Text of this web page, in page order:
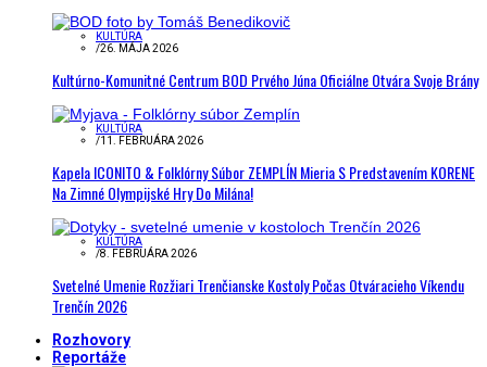
KULTÚRA
/26. MÁJA 2026
Kultúrno-Komunitné Centrum BOD Prvého Júna Oficiálne Otvára Svoje Brány
KULTÚRA
/11. FEBRUÁRA 2026
Kapela ICONITO & Folklórny Súbor ZEMPLÍN Mieria S Predstavením KORENE
Na Zimné Olympijské Hry Do Milána!
KULTÚRA
/8. FEBRUÁRA 2026
Svetelné Umenie Rozžiari Trenčianske Kostoly Počas Otváracieho Víkendu
Trenčín 2026
Rozhovory
Reportáže